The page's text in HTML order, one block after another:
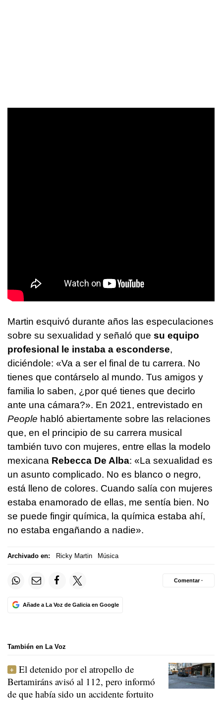
Martin esquivó durante años las especulaciones
sobre su sexualidad y señaló que su equipo
profesional le instaba a esconderse,
diciéndole: «Va a ser el final de tu carrera. No
tienes que contárselo al mundo. Tus amigos y
familia lo saben, ¿por qué tienes que decirlo
ante una cámara?». En 2021, entrevistado en
People habló abiertamente sobre las relaciones
que, en el principio de su carrera musical
también tuvo con mujeres, entre ellas la modelo
mexicana Rebecca De Alba: «La sexualidad es
un asunto complicado. No es blanco o negro,
está lleno de colores. Cuando salía con mujeres
estaba enamorado de ellas, me sentía bien. No
se puede fingir química, la química estaba ahí,
no estaba engañando a nadie».
Archivado en: Ricky Martin Música
Añade a La Voz de Galicia en Google
Comentar ·
También en La Voz
El detenido por el atropello de
Bertamiráns avisó al 112, pero informó
de que había sido un accidente fortuito